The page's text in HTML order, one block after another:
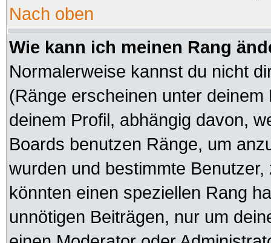
Nach oben
Wie kann ich meinen Rang
Normalerweise kannst du nicht
(Ränge erscheinen unter
deinem Profil, abhängig davon,
Boards benutzen Ränge, um
wurden und bestimmte
könnten einen speziellen Rang
unnötigen Beiträgen, nur um